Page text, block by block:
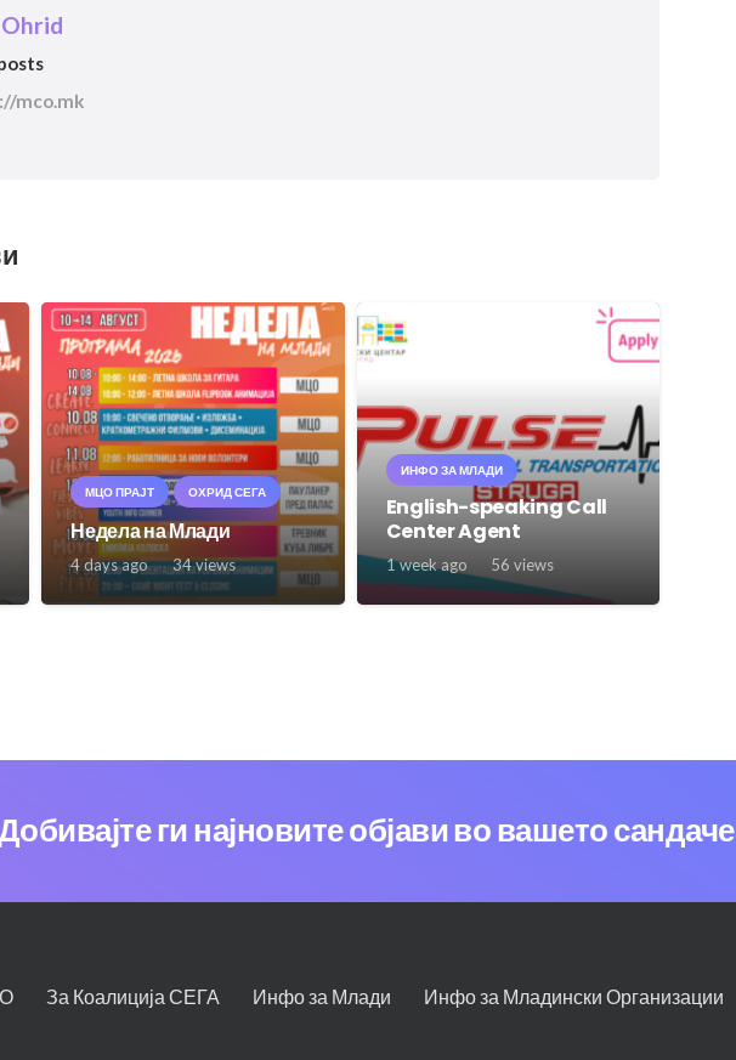
mco.mk
МЦО ПРАЈТ ОХРИД СЕГА
Недела на Млади
4 days ago 34views
ИНФО ЗА МЛАДИ
English-speaking Call
Center Agent
1 week ago 56 views
ги најновите објави во вашето сандаче
За Коалиција СЕГА Инфо за Млади Инфо за Младински Организации